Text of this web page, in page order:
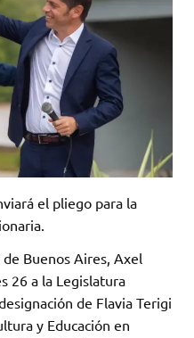
el pliego para la
Buenos Aires, Axel
26 a la Legislatura
de Flavia Terigi
y Educación en